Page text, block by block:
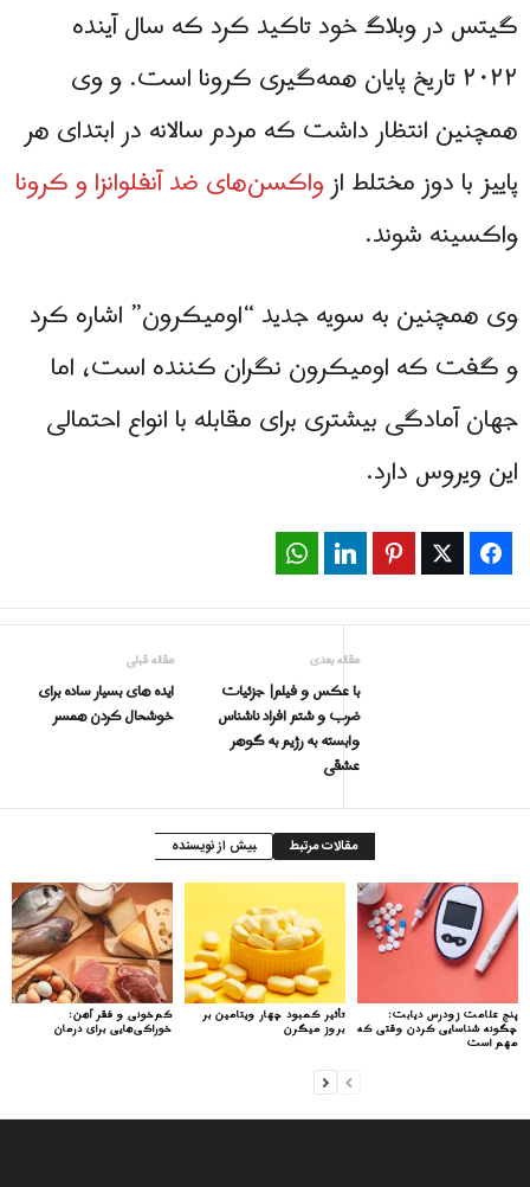
گیتس در وبلاگ خود تاکید کرد که سال آینده
۲۰۲۲ تاریخ پایان همه‌گیری ​کرونا است. و وی
همچنین انتظار داشت که مردم سالانه در ابتدای هر
پاییز با دوز مختلط ازواکسن‌های ضد آنفلوانزا و کرونا
واکسینه شوند.
وی همچنین به سویه جدید “اومیکرون” اشاره کرد
و گفت که اومیکرون نگران کننده است، اما
جهان آمادگی بیشتری برای مقابله با انواع احتمالی
این ویروس دارد.
Facebook
Twitter
Pinterest
LinkedIn
مقاله قبلی
ایده های بسیار ساده برای
خوشحال کردن همسر
مقاله بعدی
با عکس و فیلم| جزئیات
ضرب و شتم افراد ناشناس
وابسته به رژیم به گوهر
عشقی
مقالات مرتبط بیش از نویسنده
کم‌خونی و فقر آهن:
خوراکی‌هایی برای درمان
تأثیر کمبود چهار ویتامین بر
بروز میگرن
پنج علامت زودرس دیابت:
چگونه شناسایی کردن وقتی که
مهم است